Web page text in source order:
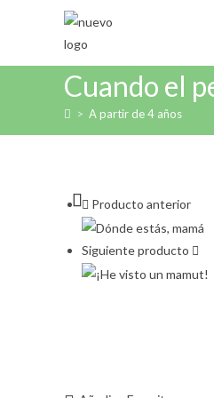
Cuando el
> A partir de 4 años
Producto anterior
Siguiente producto